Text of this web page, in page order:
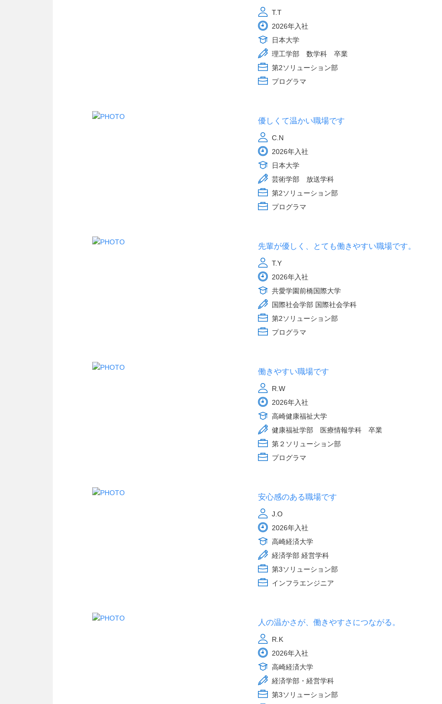
T.T
2026年入社
日本大学
理工学部 数学科 卒業
第2ソリューション部
プログラマ
優しくて温かい職場です
C.N
2026年入社
日本大学
芸術学部 放送学科
第2ソリューション部
プログラマ
先輩が優しく、とても働きやすい職場です。
T.Y
2026年入社
共愛学園前橋国際大学
国際社会学部 国際社会学科
第2ソリューション部
プログラマ
働きやすい職場です
R.W
2026年入社
高崎健康福祉大学
健康福祉学部 医療情報学科 卒業
第２ソリューション部
プログラマ
安心感のある職場です
J.O
2026年入社
高崎経済大学
経済学部 経営学科
第3ソリューション部
インフラエンジニア
人の温かさが、働きやすさにつながる。
R.K
2026年入社
高崎経済大学
経済学部・経営学科
第3ソリューション部